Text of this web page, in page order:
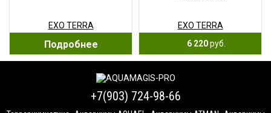
EXO TERRA
Подробнее
EXO TERRA
6 220руб.
+7(903) 724-98-66